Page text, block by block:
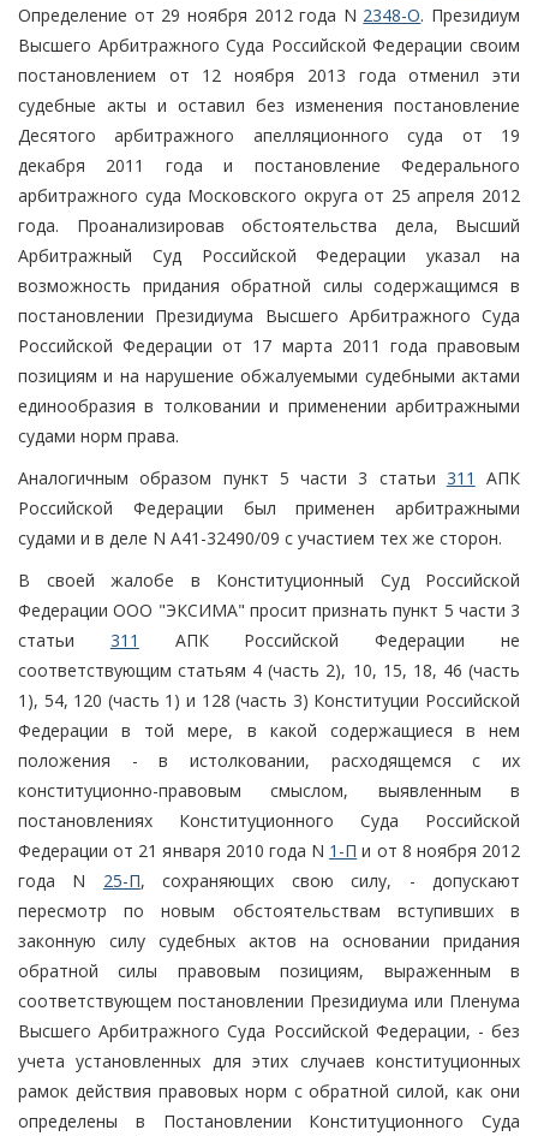
Определение от 29 ноября 2012 года N 2348-О. Президиум
Высшего Арбитражного Суда Российской Федерации своим
постановлением от 12 ноября 2013 года отменил эти
судебные акты и оставил без изменения постановление
Десятого арбитражного апелляционного суда от 19
декабря 2011 года и постановление Федерального
арбитражного суда Московского округа от 25 апреля 2012
года. Проанализировав обстоятельства дела, Высший
Арбитражный Суд Российской Федерации указал на
возможность придания обратной силы содержащимся в
постановлении Президиума Высшего Арбитражного Суда
Российской Федерации от 17 марта 2011 года правовым
позициям и на нарушение обжалуемыми судебными актами
единообразия в толковании и применении арбитражными
судами норм права.
Аналогичным образом пункт 5 части 3 статьи 311
АПК
Российской Федерации был применен арбитражными
судами и в деле N А41-32490/09 с участием тех же сторон.
В своей жалобе в Конституционный Суд Российской
Федерации ООО "ЭКСИМА" просит признать пункт 5 части 3
статьи 311
АПК Российской Федерации не
соответствующим статьям 4 (часть 2), 10, 15, 18, 46 (часть
1), 54, 120 (часть 1) и 128 (часть 3) Конституции Российской
Федерации в той мере, в какой содержащиеся в нем
положения - в истолковании, расходящемся с их
конституционно-правовым смыслом, выявленным в
постановлениях Конституционного Суда Российской
Федерации от 21 января 2010 года N 1-П и от 8 ноября 2012
года N 25-П, сохраняющих свою силу, - допускают
пересмотр по новым обстоятельствам вступивших в
законную силу судебных актов на основании придания
обратной силы правовым позициям, выраженным в
соответствующем постановлении Президиума или Пленума
Высшего Арбитражного Суда Российской Федерации, - без
учета установленных для этих случаев конституционных
рамок действия правовых норм с обратной силой, как они
определены в Постановлении Конституционного Суда